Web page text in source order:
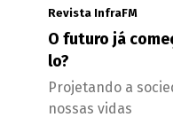
Revista InfraFM
O futuro já
lo?
Projetando a
nossas vidas